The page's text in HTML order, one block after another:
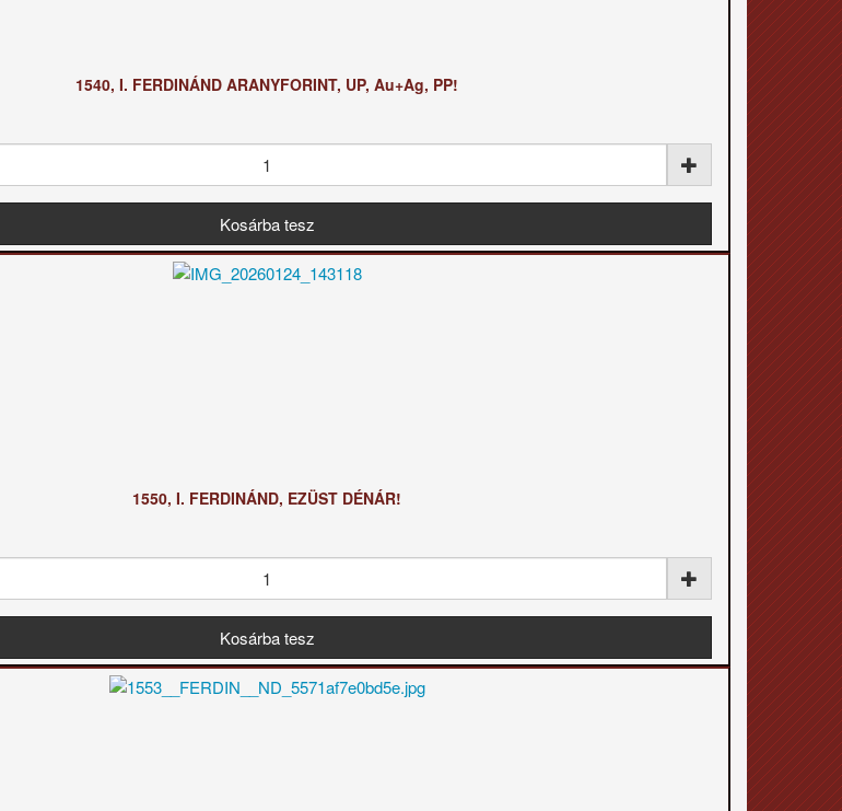
1540, I. FERDINÁND ARANYFORINT, UP, Au+Ag, PP!
1550, I. FERDINÁND, EZÜST DÉNÁR!